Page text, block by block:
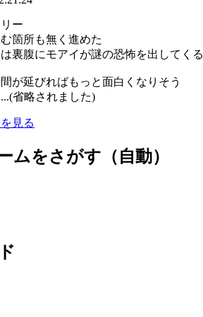
ー
箇所も無く進めた
裏腹にモアイが謎の恐怖を出してくる
が延びればもっと面白くなりそう
省略されました)
見る
ムをさがす（自動）